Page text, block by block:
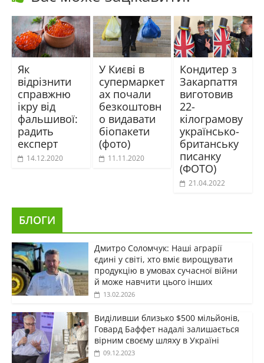
Як
відрізнити
справжню
ікру від
фальшивої:
радить
експерт
14.12.2020
У Києві в
супермаркет
ах почали
безкоштовн
о видавати
біопакети
(фото)
11.11.2020
Кондитер з
Закарпаття
виготовив
22-
кілограмову
українсько-
британську
писанку
(ФОТО)
21.04.2022
БЛОГИ
Дмитро Соломчук: Наші аграрії
єдині у світі, хто вміє вирощувати
продукцію в умовах сучасної війни
й може навчити цього інших
13.02.2026
Виділивши близько $500 мільйонів,
Говард Баффет надалі залишається
вірним своєму шляху в Україні
09.12.2023